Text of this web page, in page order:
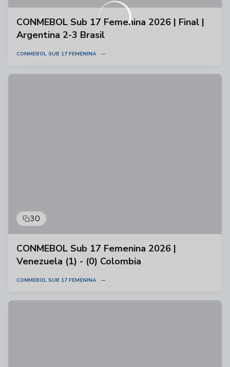
CONMEBOL Sub 17 Femenina 2026 | Final |
Argentina 2-3 Brasil
CONMEBOL SUB 17 FEMENINA
30
CONMEBOL Sub 17 Femenina 2026 |
Venezuela (1) - (0) Colombia
CONMEBOL SUB 17 FEMENINA